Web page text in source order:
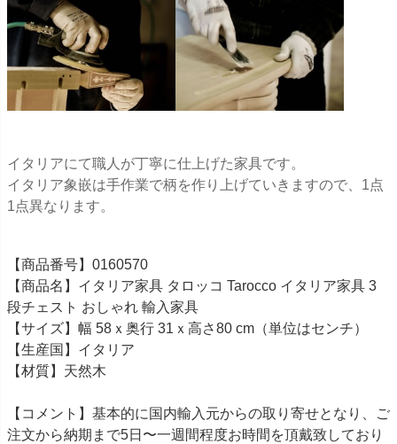
イタリアにて職人が丁寧に仕上げた家具です。
イタリア象嵌は手作業で柄を作り上げていきますので、1点
1点異なります。
【商品番号】0160570
【商品名】イタリア家具 タロッコ Tarocco イタリア家具 3
段チェスト おしゃれ 輸入家具
【サイズ】幅 58ｘ奥行 31ｘ高さ80 cm（単位はセンチ）
【生産国】イタリア
【材質】天然木
【コメント】基本的に国内輸入元からの取り寄せとなり、ご
注文から納期まで5日〜一週間程度お時間を頂戴致しており